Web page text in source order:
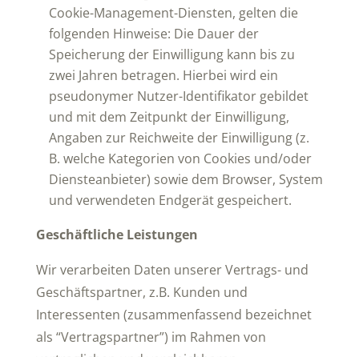
Cookie-Management-Diensten, gelten die
folgenden Hinweise: Die Dauer der
Speicherung der Einwilligung kann bis zu
zwei Jahren betragen. Hierbei wird ein
pseudonymer Nutzer-Identifikator gebildet
und mit dem Zeitpunkt der Einwilligung,
Angaben zur Reichweite der Einwilligung (z.
B. welche Kategorien von Cookies und/oder
Diensteanbieter) sowie dem Browser, System
und verwendeten Endgerät gespeichert.
Geschäftliche Leistungen
Wir verarbeiten Daten unserer Vertrags- und
Geschäftspartner, z.B. Kunden und
Interessenten (zusammenfassend bezeichnet
als “Vertragspartner”) im Rahmen von